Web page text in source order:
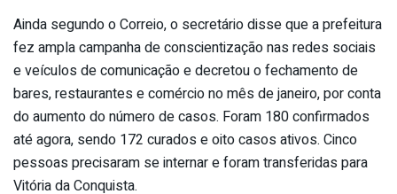
Ainda segundo o Correio, o secretário disse que a prefeitura
fez ampla campanha de conscientização nas redes sociais
e veículos de comunicação e decretou o fechamento de
bares, restaurantes e comércio no mês de janeiro, por conta
do aumento do número de casos. Foram 180 confirmados
até agora, sendo 172 curados e oito casos ativos. Cinco
pessoas precisaram se internar e foram transferidas para
Vitória da Conquista.